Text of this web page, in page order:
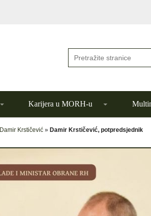
Karijera u MORH-u
Damir Krstičević » Damir Krstičević, potpredsjednik